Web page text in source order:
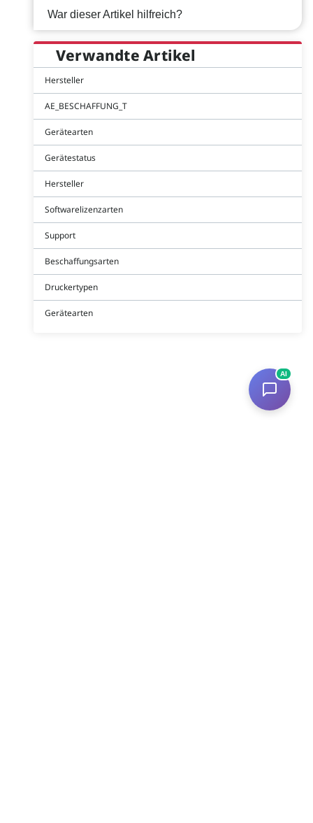
War dieser Artikel hilfreich?
Verwandte Artikel
Hersteller
AE_BESCHAFFUNG_T
Gerätearten
Gerätestatus
Hersteller
Softwarelizenzarten
Support
Beschaffungsarten
Druckertypen
Gerätearten
AI